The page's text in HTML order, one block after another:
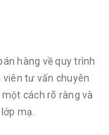
hàng về quy trình
viên tư vấn chuyên
cách rõ ràng và
mạ.